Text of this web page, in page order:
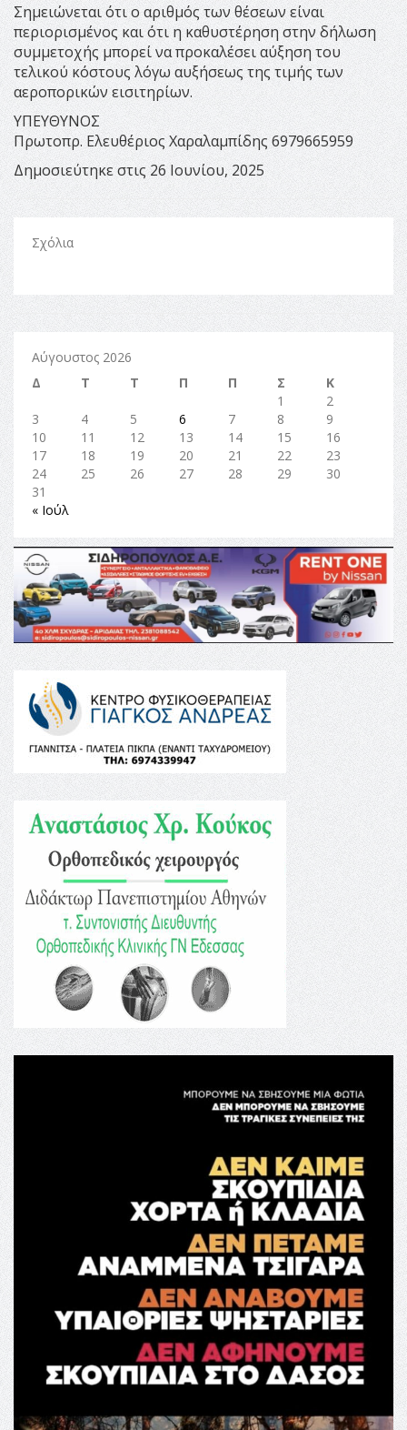
Σημειώνεται ότι ο αριθμός των θέσεων είναι
περιορισμένος και ότι η καθυστέρηση στην δήλωση
συμμετοχής μπορεί να προκαλέσει αύξηση του
τελικού κόστους λόγω αυξήσεως της τιμής των
αεροπορικών εισιτηρίων.
ΥΠΕΥΘΥΝΟΣ
Πρωτοπρ. Ελευθέριος Χαραλαμπίδης 6979665959
Δημοσιεύτηκε στις 26 Ιουνίου, 2025
Σχόλια
Αύγουστος 2026
Δ
Τ Τ Π Π Σ
Κ
1
2
3
4 5 6 7 8
9
10
11 12 13 14 15
16
17
18 19 20 21 22
23
24
25 26 27 28 29
30
31
« Ιούλ